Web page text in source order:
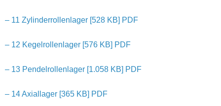
– 11 Zylinderrollenlager [528 KB] PDF
– 12 Kegelrollenlager [576 KB] PDF
– 13 Pendelrollenlager [1.058 KB] PDF
– 14 Axiallager [365 KB] PDF